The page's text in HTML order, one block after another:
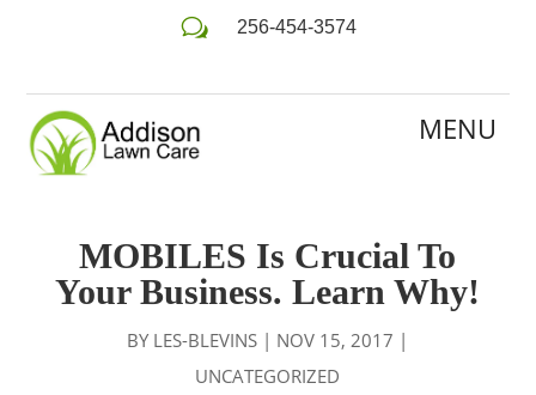
w 256-454-3574
MOBILES Is Crucial To
Your Business. Learn Why!
BY LES-BLEVINS | NOV 15, 2017 |
UNCATEGORIZED